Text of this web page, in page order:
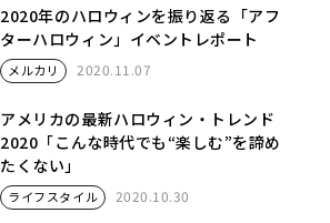
2020年のハロウィンを振り返る「アフ
ターハロウィン」イベントレポート
メルカリ 2020.11.07
アメリカの最新ハロウィン・トレンド
2020「こんな時代でも“楽しむ”を諦め
たくない」
ライフスタイル 2020.10.30